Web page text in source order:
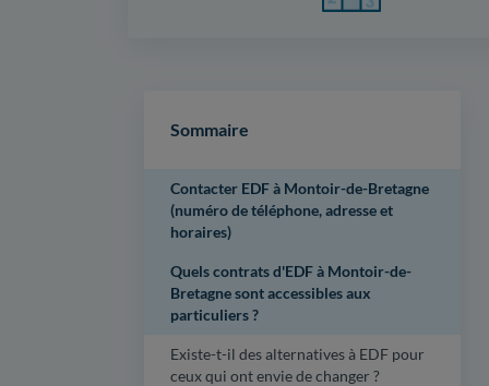
Sommaire
Contacter EDF à Montoir-de-Bretagne
(numéro de téléphone, adresse et
horaires)
Quels contrats d'EDF à Montoir-de-
Bretagne sont accessibles aux
particuliers ?
Existe-t-il des alternatives à EDF pour
ceux qui ont envie de changer ?